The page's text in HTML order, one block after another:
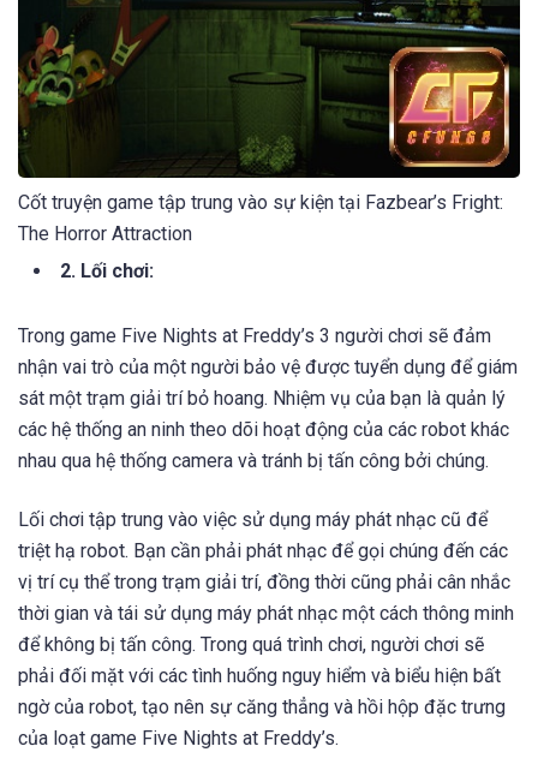
Cốt truyện game tập trung vào sự kiện tại Fazbear’s Fright:
The Horror Attraction
2. Lối chơi:
Trong game Five Nights at Freddy’s 3 người chơi sẽ đảm
nhận vai trò của một người bảo vệ được tuyển dụng để giám
sát một trạm giải trí bỏ hoang. Nhiệm vụ của bạn là quản lý
các hệ thống an ninh theo dõi hoạt động của các robot khác
nhau qua hệ thống camera và tránh bị tấn công bởi chúng.
Lối chơi tập trung vào việc sử dụng máy phát nhạc cũ để
triệt hạ robot. Bạn cần phải phát nhạc để gọi chúng đến các
vị trí cụ thể trong trạm giải trí, đồng thời cũng phải cân nhắc
thời gian và tái sử dụng máy phát nhạc một cách thông minh
để không bị tấn công. Trong quá trình chơi, người chơi sẽ
phải đối mặt với các tình huống nguy hiểm và biểu hiện bất
ngờ của robot, tạo nên sự căng thẳng và hồi hộp đặc trưng
của loạt game Five Nights at Freddy’s.